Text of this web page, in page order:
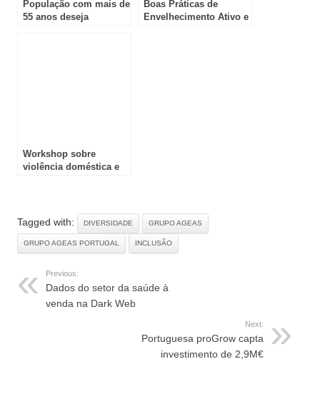
População com mais de
55 anos deseja
Boas Práticas de
Envelhecimento Ativo e
Workshop sobre
violência doméstica e
Tagged with: DIVERSIDADE GRUPO AGEAS
GRUPO AGEAS PORTUGAL INCLUSÃO
Previous:
Dados do setor da saúde à
venda na Dark Web
Next:
Portuguesa proGrow capta
investimento de 2,9M€